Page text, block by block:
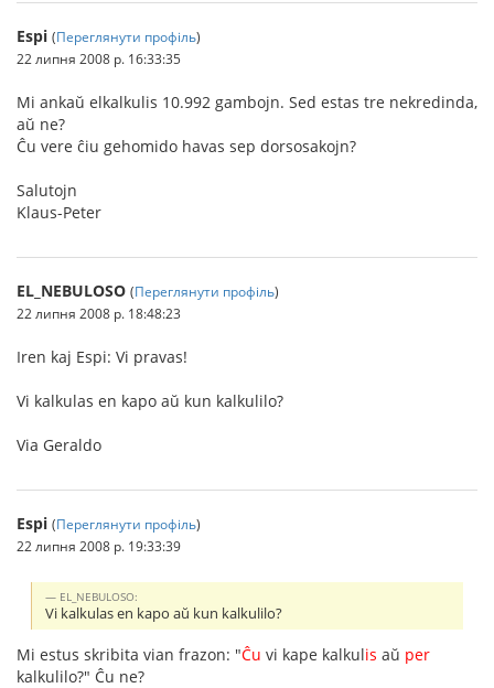
Espi (Переглянути профіль)
22 липня 2008 р. 16:33:35
Mi ankaŭ elkalkulis 10.992 gambojn. Sed estas tre nekredinda,
aŭ ne?
Ĉu vere ĉiu gehomido havas sep dorsosakojn?
Salutojn
Klaus-Peter
EL_NEBULOSO (Переглянути профіль)
22 липня 2008 р. 18:48:23
Iren kaj Espi: Vi pravas!
Vi kalkulas en kapo aŭ kun kalkulilo?
Via Geraldo
Espi (Переглянути профіль)
22 липня 2008 р. 19:33:39
EL_NEBULOSO:
Vi kalkulas en kapo aŭ kun kalkulilo?
Mi estus skribita vian frazon: "Ĉu vi kape kalkulis aŭ per
kalkulilo?" Ĉu ne?